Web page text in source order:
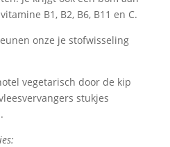
B1, B2, B6, B11 en C.
onze je stofwisseling
vegetarisch door de kip
stukjes